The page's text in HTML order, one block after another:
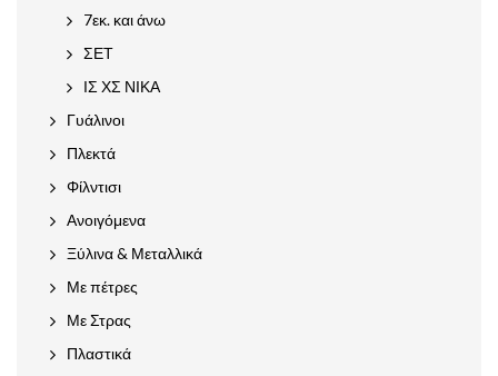
7εκ. και άνω
ΣΕΤ
ΙΣ ΧΣ ΝΙΚΑ
Γυάλινοι
Πλεκτά
Φίλντισι
Ανοιγόμενα
Ξύλινα & Μεταλλικά
Με πέτρες
Με Στρας
Πλαστικά